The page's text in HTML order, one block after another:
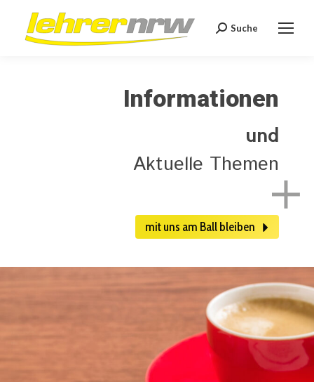
Search:
Suche
Informationen
und
Aktuelle Themen
mit uns am Ball bleiben